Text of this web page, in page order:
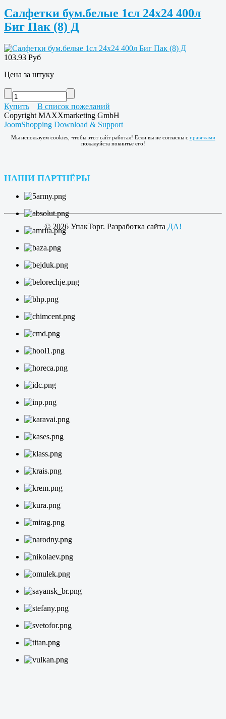
Салфетки бум.белые 1сл 24х24 400л
Биг Пак (8) Д
103.93 Руб
Цена за штуку
Купить
В список пожеланий
Copyright MAXXmarketing GmbH
JoomShopping Download & Support
Мы используем cookies, чтобы этот сайт работал! Если вы не согласны с правилами
пожалуйста покинтье его!
НАШИ ПАРТНЁРЫ
© 2026 УпакТорг. Разработка сайта ДА!